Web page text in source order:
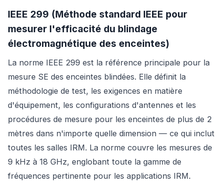
IEEE 299 (Méthode standard IEEE pour
mesurer l'efficacité du blindage
électromagnétique des enceintes)
La norme IEEE 299 est la référence principale pour la
mesure SE des enceintes blindées. Elle définit la
méthodologie de test, les exigences en matière
d'équipement, les configurations d'antennes et les
procédures de mesure pour les enceintes de plus de 2
mètres dans n'importe quelle dimension — ce qui inclut
toutes les salles IRM. La norme couvre les mesures de
9 kHz à 18 GHz, englobant toute la gamme de
fréquences pertinente pour les applications IRM.